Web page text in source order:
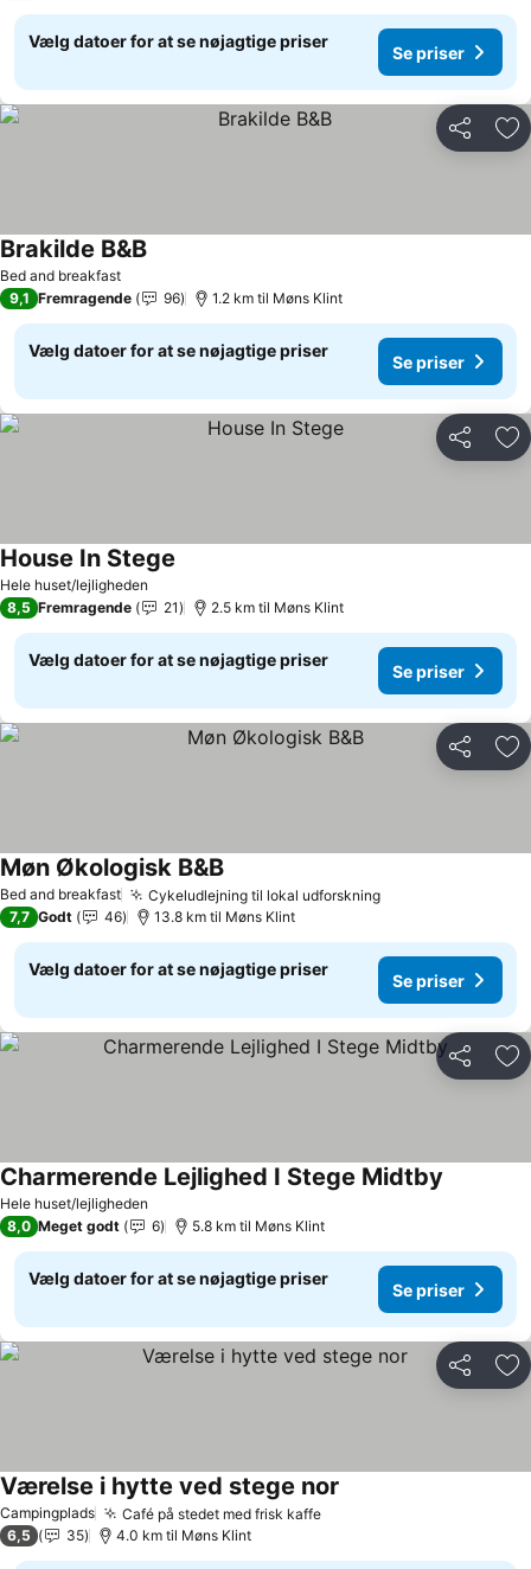
Vælg datoer for at se nøjagtige priser
Se priser
Del
Bed and breakfast
Brakilde B&B
9,1 Fremragende 96 1.2 km til Møns Klint
Vælg datoer for at se nøjagtige priser
Se priser
Del
Hele huset/lejligheden
House In Stege
8,5 Fremragende 21 2.5 km til Møns Klint
Vælg datoer for at se nøjagtige priser
Se priser
Del
Bed and breakfast Cykeludlejning til lokal udforskning
Møn Økologisk B&B
7,7 Godt 46 13.8 km til Møns Klint
Vælg datoer for at se nøjagtige priser
Se priser
Del
Hele huset/lejligheden
Charmerende Lejlighed I Stege Midtby
8,0 Meget godt 6 5.8 km til Møns Klint
Vælg datoer for at se nøjagtige priser
Se priser
Del
Campingplads Café på stedet med frisk kaffe
Værelse i hytte ved stege nor
6,5 35 4.0 km til Møns Klint